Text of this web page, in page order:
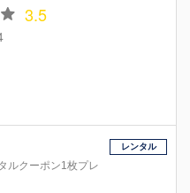
3.5
ルクーポン1枚プレ
レンタル